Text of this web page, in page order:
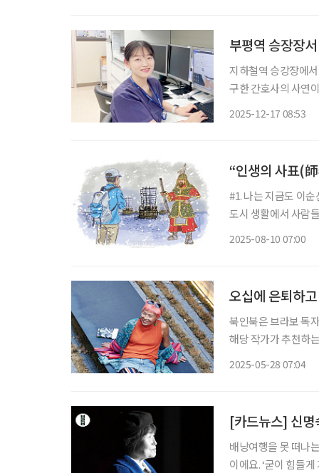
부평역 승장장
지하철역 승강장에
구한 간호사의 사연
2025-12-17 08:53
“인생의 사표(
#1. 나는 지금도 이
도시 생활에서 사람
2025-08-10 07:00
오십에 은퇴하
북인북은 브라보 독
해당 작가가 추천하는 책들도 함께 즐
2025-05-28 07:04
[카드뉴스] 신명
배낭여행을 못 떠나
이에요. ‘굳이 힘들